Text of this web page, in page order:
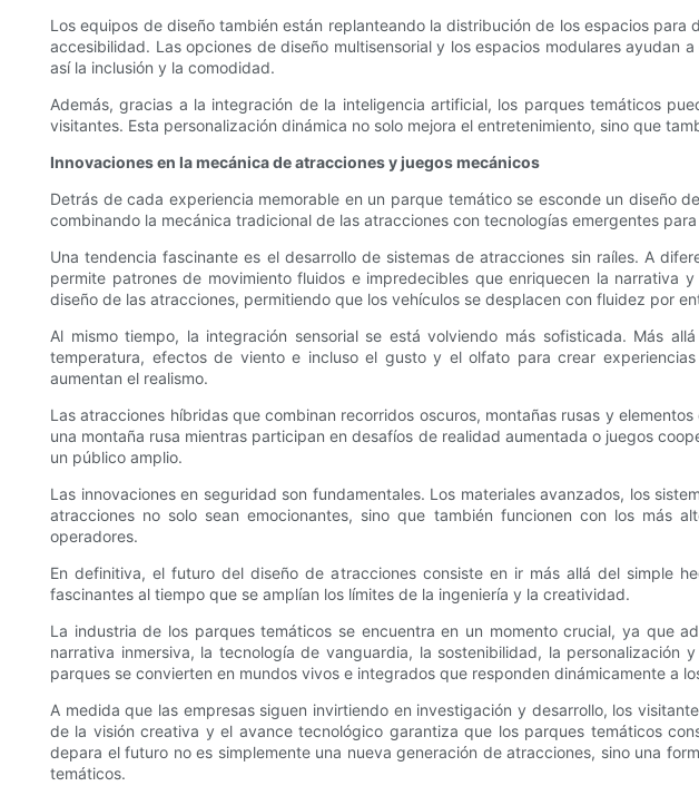
Los equipos de diseño también están replanteando la distribución de los espacios
accesibilidad. Las opciones de diseño multisensorial y los espacios modulares
así la inclusión y la comodidad.
Además, gracias a la integración de la inteligencia artificial, los parques temáticos
visitantes. Esta personalización dinámica no solo mejora el entretenimiento, sino que
Innovaciones en la mecánica de atracciones y juegos mecánicos
Detrás de cada experiencia memorable en un parque temático se esconde un diseño
combinando la mecánica tradicional de las atracciones con tecnologías emergentes
Una tendencia fascinante es el desarrollo de sistemas de atracciones sin raíles. A
permite patrones de movimiento fluidos e impredecibles que enriquecen la narrativa
diseño de las atracciones, permitiendo que los vehículos se desplacen con fluidez por
Al mismo tiempo, la integración sensorial se está volviendo más sofisticada. Más
temperatura, efectos de viento e incluso el gusto y el olfato para crear
aumentan el realismo.
Las atracciones híbridas que combinan recorridos oscuros, montañas rusas y
una montaña rusa mientras participan en desafíos de realidad aumentada o juegos
un público amplio.
Las innovaciones en seguridad son fundamentales. Los materiales avanzados, los
atracciones no solo sean emocionantes, sino que también funcionen con los más
operadores.
En definitiva, el futuro del diseño de atracciones consiste en ir más allá del simple
fascinantes al tiempo que se amplían los límites de la ingeniería y la creatividad.
La industria de los parques temáticos se encuentra en un momento crucial, ya que
narrativa inmersiva, la tecnología de vanguardia, la sostenibilidad, la
parques se convierten en mundos vivos e integrados que responden dinámicamente a
A medida que las empresas siguen invirtiendo en investigación y desarrollo, los
de la visión creativa y el avance tecnológico garantiza que los parques temáticos
depara el futuro no es simplemente una nueva generación de atracciones, sino una
temáticos.